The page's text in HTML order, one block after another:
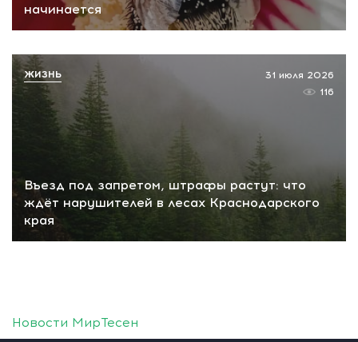
начинается
Въезд под запретом, штрафы растут: что
ждёт нарушителей в лесах Краснодарского
края
31 июля 2026
116
ЖИЗНЬ
Новости МирТесен